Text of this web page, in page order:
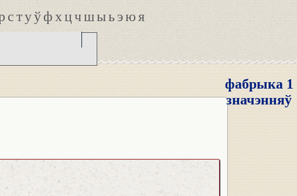
стуўфхцчшыьэюя
фабрыка 1
значэнняў